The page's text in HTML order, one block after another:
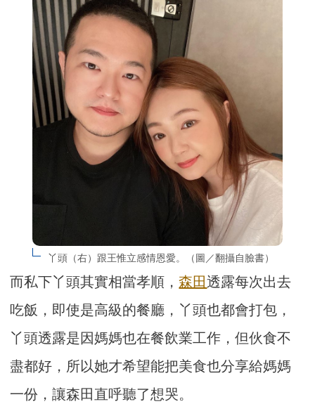
丫頭（右）跟王惟立感情恩愛。（圖／翻攝自臉書）
而私下丫頭其實相當孝順，森田透露每次出去
吃飯，即使是高級的餐廳，丫頭也都會打包，
丫頭透露是因媽媽也在餐飲業工作，但伙食不
盡都好，所以她才希望能把美食也分享給媽媽
一份，讓森田直呼聽了想哭。